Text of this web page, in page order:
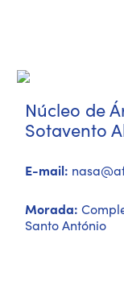
Núcleo de
Sotavento
E-mail:
Morada:
Santo António